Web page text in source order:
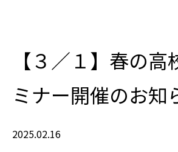
【３／１】春の高
ミナー開催のお知
2025.02.16